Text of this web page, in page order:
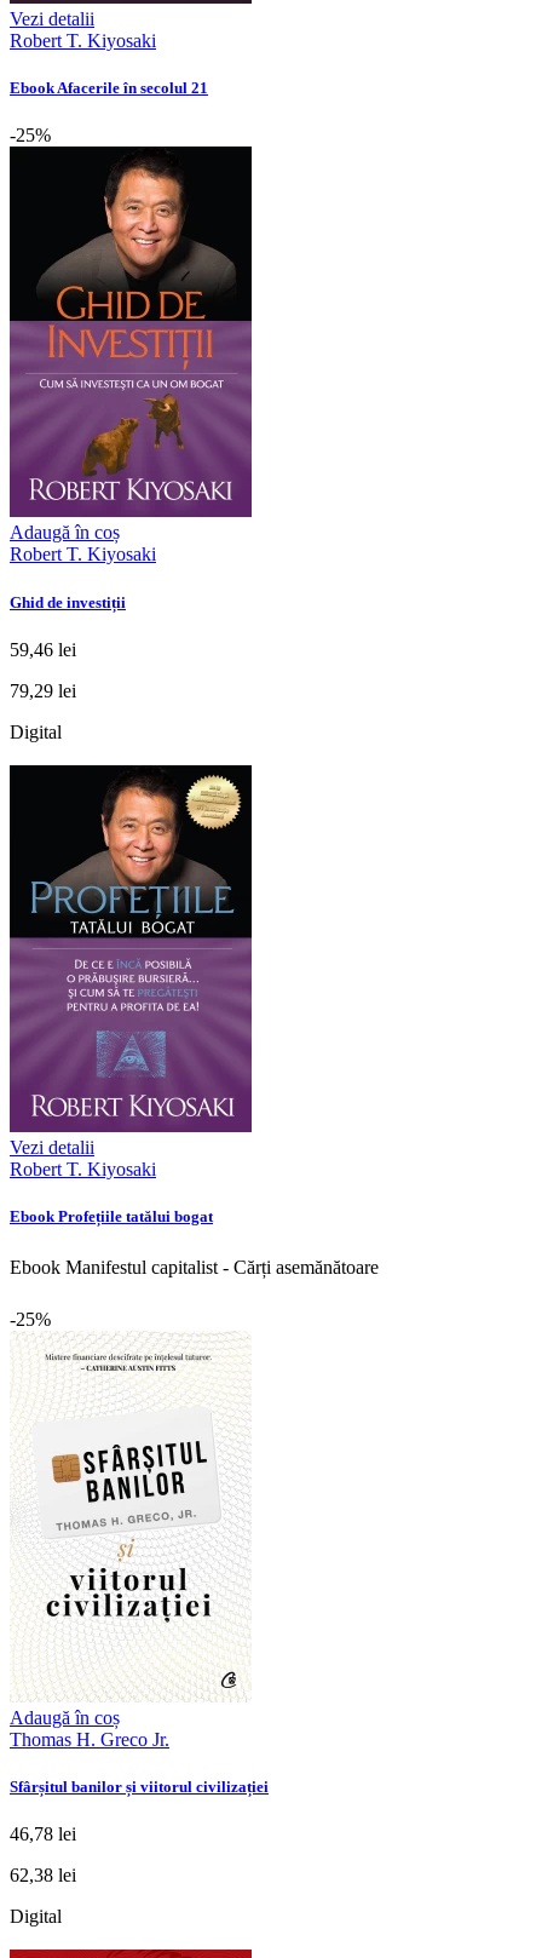
Vezi detalii
Robert T. Kiyosaki
Ebook Afacerile în secolul 21
-25%
Adaugă în coș
Robert T. Kiyosaki
Ghid de investiții
59,46 lei
79,29 lei
Digital
Vezi detalii
Robert T. Kiyosaki
Ebook Profețiile tatălui bogat
Ebook Manifestul capitalist - Cărți asemănătoare
-25%
Adaugă în coș
Thomas H. Greco Jr.
Sfârșitul banilor și viitorul civilizației
46,78 lei
62,38 lei
Digital